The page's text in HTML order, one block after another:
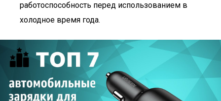
работоспособность перед использованием в
холодное время года.